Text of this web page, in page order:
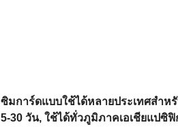
ซิมการ์ดแบบใช้ได้หลายประเทศสําห
5-30 วัน, ใช้ได้ทั่วภูมิภาคเอเชียแปซิ